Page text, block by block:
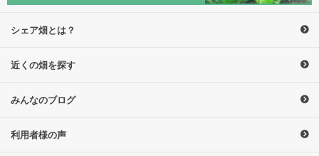
シェア畑とは？
近くの畑を探す
みんなのブログ
利用者様の声